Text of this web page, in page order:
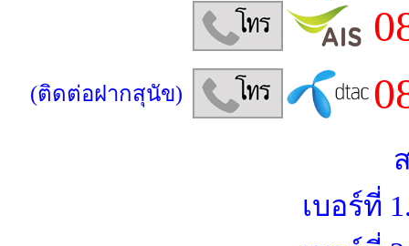
(ติดต่อฝากสุนัข)
เบอร์ที่